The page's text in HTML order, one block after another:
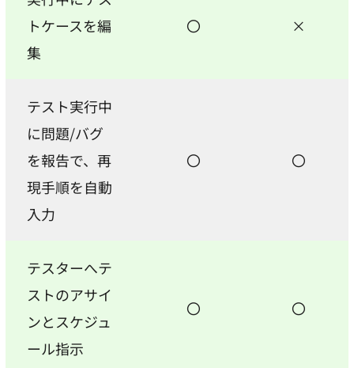
トケースを編
集
〇 ×
テスト実行中
に問題/バグ
を報告で、再
現手順を自動
入力
〇 〇
テスターへテ
ストのアサイ
ンとスケジュ
ール指示
〇 〇